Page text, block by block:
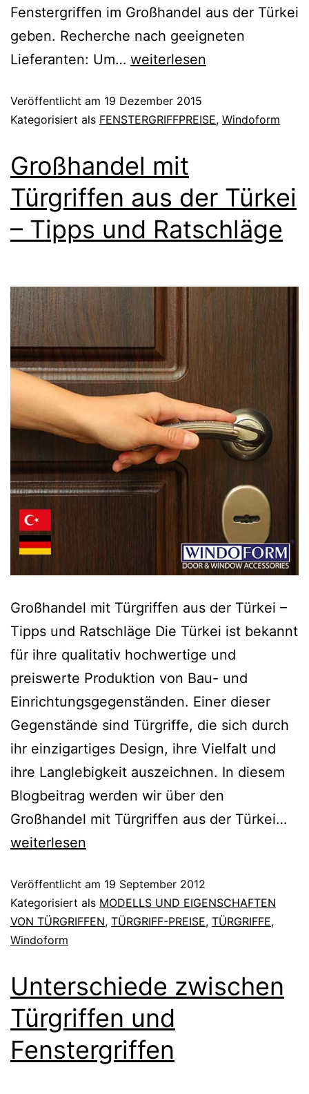
Fenstergriffen im Großhandel aus der Türkei
geben. Recherche nach geeigneten
Lieferanten: Um… weiterlesen
Veröffentlicht am 19 Dezember 2015
Kategorisiert als FENSTERGRIFFPREISE, Windoform
Großhandel mit
Türgriffen aus der Türkei
– Tipps und Ratschläge
Großhandel mit Türgriffen aus der Türkei –
Tipps und Ratschläge Die Türkei ist bekannt
für ihre qualitativ hochwertige und
preiswerte Produktion von Bau- und
Einrichtungsgegenständen. Einer dieser
Gegenstände sind Türgriffe, die sich durch
ihr einzigartiges Design, ihre Vielfalt und
ihre Langlebigkeit auszeichnen. In diesem
Blogbeitrag werden wir über den
Großhandel mit Türgriffen aus der Türkei…
weiterlesen
Veröffentlicht am 19 September 2012
Kategorisiert als MODELLS UND EIGENSCHAFTEN
VON TÜRGRIFFEN, TÜRGRIFF-PREISE, TÜRGRIFFE,
Windoform
Unterschiede zwischen
Türgriffen und
Fenstergriffen